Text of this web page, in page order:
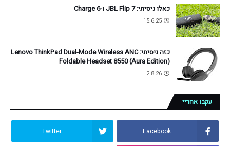
כאלו ניסיתי: JBL Flip 7 ו-Charge 6
15.6.25
כזה ניסיתי: Lenovo ThinkPad Dual-Mode Wireless ANC
Foldable Headset 8550 (Aura Edition)
2.8.26
עקבו אחריי
Facebook
Twitter